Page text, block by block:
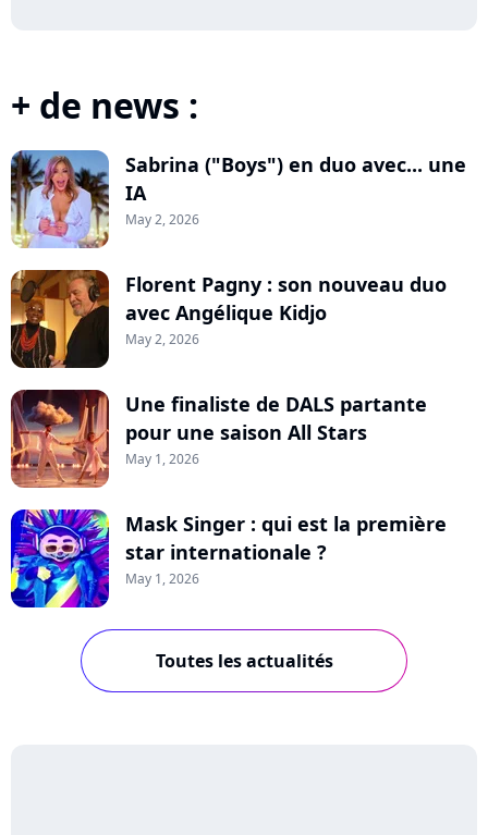
+ de news :
Sabrina ("Boys") en duo avec... une
IA
May 2, 2026
Florent Pagny : son nouveau duo
avec Angélique Kidjo
May 2, 2026
Une finaliste de DALS partante
pour une saison All Stars
May 1, 2026
Mask Singer : qui est la première
star internationale ?
May 1, 2026
Toutes les actualités